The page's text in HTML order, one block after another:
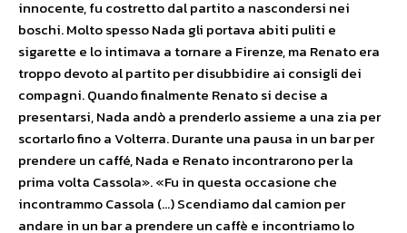
innocente, fu costretto dal partito a nascondersi nei
boschi. Molto spesso Nada gli portava abiti puliti e
sigarette e lo intimava a tornare a Firenze, ma Renato era
troppo devoto al partito per disubbidire ai consigli dei
compagni. Quando finalmente Renato si decise a
presentarsi, Nada andò a prenderlo assieme a una zia per
scortarlo fino a Volterra. Durante una pausa in un bar per
prendere un caffé, Nada e Renato incontrarono per la
prima volta Cassola». «Fu in questa occasione che
incontrammo Cassola (…) Scendiamo dal camion per
andare in un bar a prendere un caffè e incontriamo lo